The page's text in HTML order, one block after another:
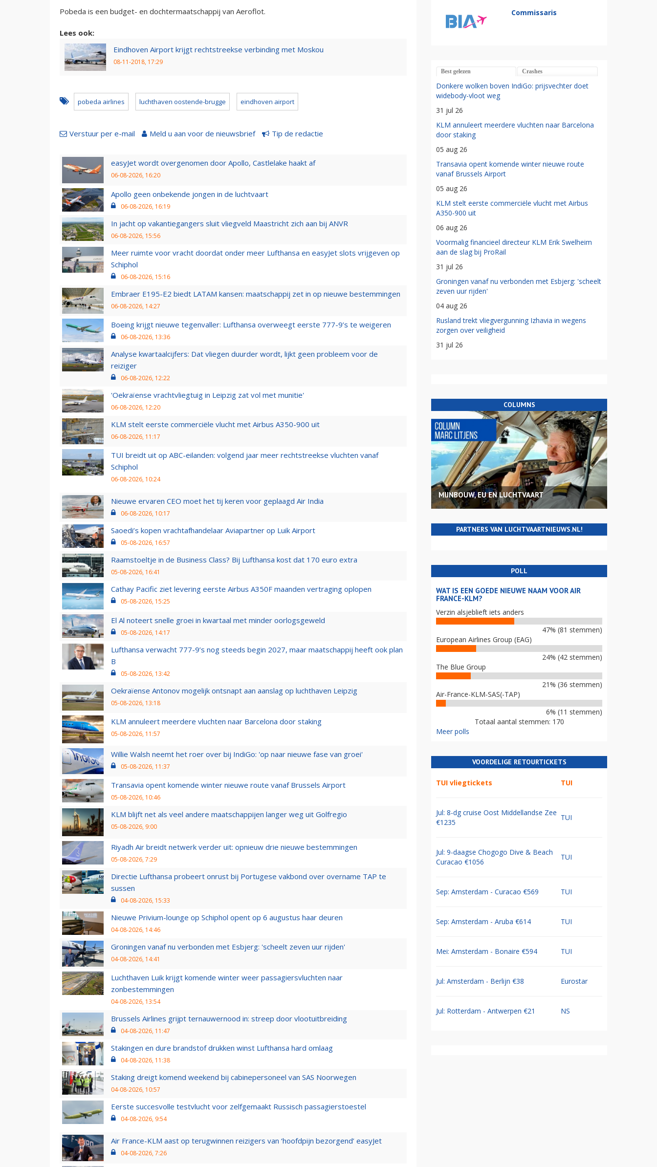
Pobeda is een budget- en dochtermaatschappij van Aeroflot.
Lees ook:
Eindhoven Airport krijgt rechtstreekse verbinding met Moskou
08-11-2018, 17:29
pobeda airlines luchthaven oostende-brugge eindhoven airport
Verstuur per e-mail Meld u aan voor de nieuwsbrief Tip de redactie
easyJet wordt overgenomen door Apollo, Castlelake haakt af
06-08-2026, 16:20
Apollo geen onbekende jongen in de luchtvaart
06-08-2026, 16:19
In jacht op vakantiegangers sluit vliegveld Maastricht zich aan bij ANVR
06-08-2026, 15:56
Meer ruimte voor vracht doordat onder meer Lufthansa en easyJet slots vrijgeven op
Schiphol
06-08-2026, 15:16
Embraer E195-E2 biedt LATAM kansen: maatschappij zet in op nieuwe bestemmingen
06-08-2026, 14:27
Boeing krijgt nieuwe tegenvaller: Lufthansa overweegt eerste 777-9’s te weigeren
06-08-2026, 13:36
Analyse kwartaalcijfers: Dat vliegen duurder wordt, lijkt geen probleem voor de
reiziger
06-08-2026, 12:22
'Oekraïense vrachtvliegtuig in Leipzig zat vol met munitie'
06-08-2026, 12:20
KLM stelt eerste commerciële vlucht met Airbus A350-900 uit
06-08-2026, 11:17
TUI breidt uit op ABC-eilanden: volgend jaar meer rechtstreekse vluchten vanaf
Schiphol
06-08-2026, 10:24
Nieuwe ervaren CEO moet het tij keren voor geplaagd Air India
06-08-2026, 10:17
Saoedi’s kopen vrachtafhandelaar Aviapartner op Luik Airport
05-08-2026, 16:57
Raamstoeltje in de Business Class? Bij Lufthansa kost dat 170 euro extra
05-08-2026, 16:41
Cathay Pacific ziet levering eerste Airbus A350F maanden vertraging oplopen
05-08-2026, 15:25
El Al noteert snelle groei in kwartaal met minder oorlogsgeweld
05-08-2026, 14:17
Lufthansa verwacht 777-9’s nog steeds begin 2027, maar maatschappij heeft ook plan
B
05-08-2026, 13:42
Oekraïense Antonov mogelijk ontsnapt aan aanslag op luchthaven Leipzig
05-08-2026, 13:18
KLM annuleert meerdere vluchten naar Barcelona door staking
05-08-2026, 11:57
Willie Walsh neemt het roer over bij IndiGo: 'op naar nieuwe fase van groei'
05-08-2026, 11:37
Transavia opent komende winter nieuwe route vanaf Brussels Airport
05-08-2026, 10:46
KLM blijft net als veel andere maatschappijen langer weg uit Golfregio
05-08-2026, 9:00
Riyadh Air breidt netwerk verder uit: opnieuw drie nieuwe bestemmingen
05-08-2026, 7:29
Directie Lufthansa probeert onrust bij Portugese vakbond over overname TAP te
sussen
04-08-2026, 15:33
Nieuwe Privium-lounge op Schiphol opent op 6 augustus haar deuren
04-08-2026, 14:46
Groningen vanaf nu verbonden met Esbjerg: 'scheelt zeven uur rijden'
04-08-2026, 14:41
Luchthaven Luik krijgt komende winter weer passagiersvluchten naar
zonbestemmingen
04-08-2026, 13:54
Brussels Airlines grijpt ternauwernood in: streep door vlootuitbreiding
04-08-2026, 11:47
Stakingen en dure brandstof drukken winst Lufthansa hard omlaag
04-08-2026, 11:38
Staking dreigt komend weekend bij cabinepersoneel van SAS Noorwegen
04-08-2026, 10:57
Eerste succesvolle testvlucht voor zelfgemaakt Russisch passagierstoestel
04-08-2026, 9:54
Air France-KLM aast op terugwinnen reizigers van ‘hoofdpijn bezorgend’ easyJet
04-08-2026, 7:26
Commissaris
Best gelezen Crashes
Donkere wolken boven IndiGo: prijsvechter doet
widebody-vloot weg
31 jul 26
KLM annuleert meerdere vluchten naar Barcelona
door staking
05 aug 26
Transavia opent komende winter nieuwe route
vanaf Brussels Airport
05 aug 26
KLM stelt eerste commerciële vlucht met Airbus
A350-900 uit
06 aug 26
Voormalig financieel directeur KLM Erik Swelheim
aan de slag bij ProRail
31 jul 26
Groningen vanaf nu verbonden met Esbjerg: 'scheelt
zeven uur rijden'
04 aug 26
Rusland trekt vliegvergunning Izhavia in wegens
zorgen over veiligheid
31 jul 26
COLUMNS
MIJNBOUW, EU EN LUCHTVAART
PARTNERS VAN LUCHTVAARTNIEUWS.NL!
POLL
WAT IS EEN GOEDE NIEUWE NAAM VOOR AIR
FRANCE-KLM?
Verzin alsjeblieft iets anders
47% (81 stemmen)
European Airlines Group (EAG)
24% (42 stemmen)
The Blue Group
21% (36 stemmen)
Air-France-KLM-SAS(-TAP)
6% (11 stemmen)
Totaal aantal stemmen: 170
Meer polls
VOORDELIGE RETOURTICKETS
TUI vliegtickets TUI
Jul: 8-dg cruise Oost Middellandse Zee
€1235
TUI
Jul: 9-daagse Chogogo Dive & Beach
Curacao €1056
TUI
Sep: Amsterdam - Curacao €569 TUI
Sep: Amsterdam - Aruba €614 TUI
Mei: Amsterdam - Bonaire €594 TUI
Jul: Amsterdam - Berlijn €38 Eurostar
Jul: Rotterdam - Antwerpen €21 NS